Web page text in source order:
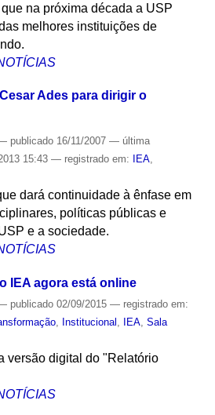
na próxima década a USP
melhores instituições de
Ades para dirigir o
publicado16/11/2007 — última
15:43 — registrado em: IEA,
dará continuidade à ênfase em
políticas públicas e
e a sociedade.
IEA agora está online
publicado02/09/2015 — registrado em:
, Institucional , IEA, Sala
versão digital do "Relatório